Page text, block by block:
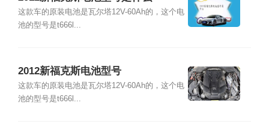
这款车的原装电池是瓦尔塔12V-60Ah的，这个电
池的型号是t666l...
2012新福克斯电池型号
这款车的原装电池是瓦尔塔12V-60Ah的，这个电
池的型号是t666l...